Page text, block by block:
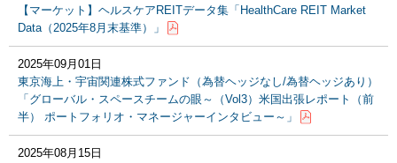
【マーケット】ヘルスケアREITデータ集「HealthCare REIT Market
Data（2025年8月末基準）」
2025年09月01日
東京海上・宇宙関連株式ファンド（為替ヘッジなし/為替ヘッジあり）
「グローバル・スペースチームの眼～（Vol3）米国出張レポート（前
半） ポートフォリオ・マネージャーインタビュー～」
2025年08月15日